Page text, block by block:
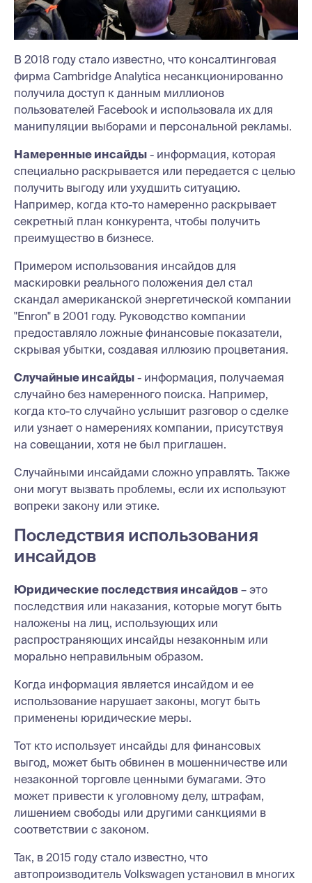
В 2018 году стало известно, что консалтинговая
фирма Cambridge Analytica несанкционированно
получила доступ к данным миллионов
пользователей Facebook и использовала их для
манипуляции выборами и персональной рекламы.
Намеренные инсайды - информация, которая
специально раскрывается или передается с целью
получить выгоду или ухудшить ситуацию.
Например, когда кто-то намеренно раскрывает
секретный план конкурента, чтобы получить
преимущество в бизнесе.
Примером использования инсайдов для
маскировки реального положения дел стал
скандал американской энергетической компании
"Enron" в 2001 году. Руководство компании
предоставляло ложные финансовые показатели,
скрывая убытки, создавая иллюзию процветания.
Случайные инсайды - информация, получаемая
случайно без намеренного поиска. Например,
когда кто-то случайно услышит разговор о сделке
или узнает о намерениях компании, присутствуя
на совещании, хотя не был приглашен.
Случайными инсайдами сложно управлять. Также
они могут вызвать проблемы, если их используют
вопреки закону или этике.
Последствия использования
инсайдов
Юридические последствия инсайдов – это
последствия или наказания, которые могут быть
наложены на лиц, использующих или
распространяющих инсайды незаконным или
морально неправильным образом.
Когда информация является инсайдом и ее
использование нарушает законы, могут быть
применены юридические меры.
Тот кто использует инсайды для финансовых
выгод, может быть обвинен в мошенничестве или
незаконной торговле ценными бумагами. Это
может привести к уголовному делу, штрафам,
лишением свободы или другими санкциями в
соответствии с законом.
Так, в 2015 году стало известно, что
автопроизводитель Volkswagen установил в многих